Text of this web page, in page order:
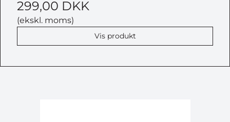
299,00 DKK
(ekskl. moms)
Vis produkt